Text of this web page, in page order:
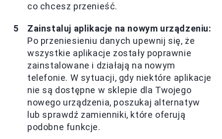
co chcesz przenieść.
Zainstaluj aplikacje na nowym urządzeniu:
Po przeniesieniu danych upewnij się, że
wszystkie aplikacje zostały poprawnie
zainstalowane i działają na nowym
telefonie. W sytuacji, gdy niektóre aplikacje
nie są dostępne w sklepie dla Twojego
nowego urządzenia, poszukaj alternatyw
lub sprawdź zamienniki, które oferują
podobne funkcje.